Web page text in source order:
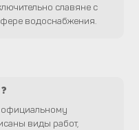
славяне с
водоснабжения.
официальному
виды работ,